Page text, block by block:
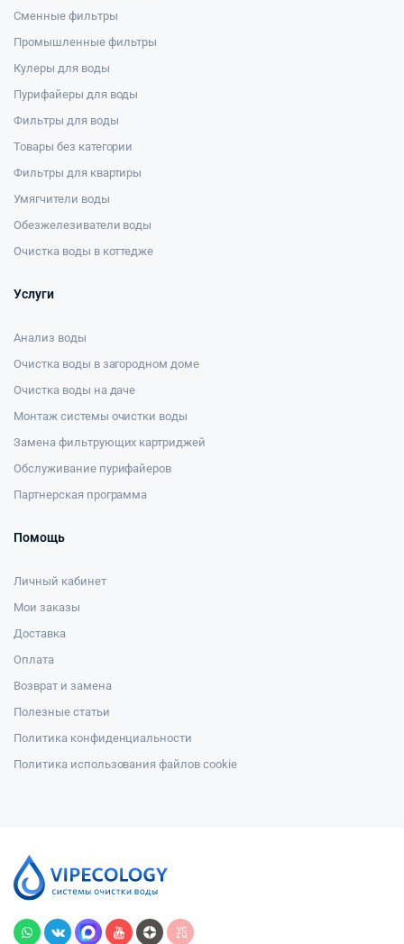
Сменные фильтры
Промышленные фильтры
Кулеры для воды
Пурифайеры для воды
Фильтры для воды
Товары без категории
Фильтры для квартиры
Умягчители воды
Обезжелезиватели воды
Очистка воды в коттедже
Услуги
Анализ воды
Очистка воды в загородном доме
Очистка воды на даче
Монтаж системы очистки воды
Замена фильтрующих картриджей
Обслуживание пурифайеров
Партнерская программа
Помощь
Личный кабинет
Мои заказы
Доставка
Оплата
Возврат и замена
Полезные статьи
Политика конфиденциальности
Политика использования файлов cookie